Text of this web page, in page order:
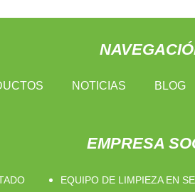
NOTICIAS BLOG
EMPRESA
EQUIPO DE LIMPIEZA EN